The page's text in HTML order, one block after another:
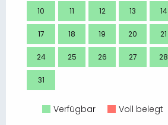
10 11 12 13 14
17 18 19 20 21
24 25 26 27 28
31
Verfügbar Voll belegt